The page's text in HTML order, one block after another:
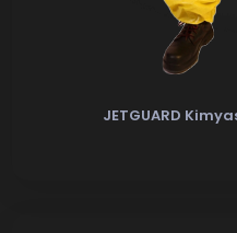
JETGUARD